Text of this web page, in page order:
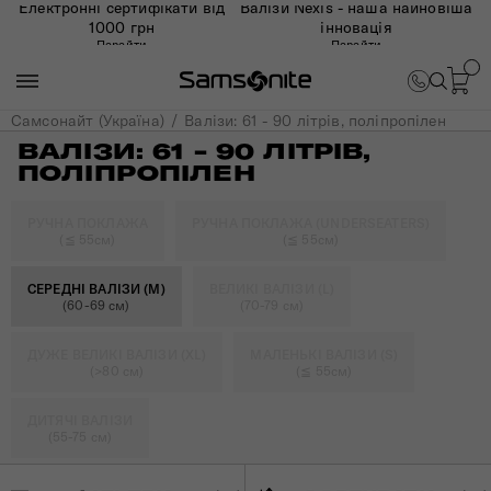
Електронні сертифікати від
1000 грн
Перейти
Валізи Nexis - наша найновіша
інновація
Перейти
Самсонайт (Україна) Валізи: 61 - 90 літрів, поліпропілен
ВАЛІЗИ: 61 - 90 ЛІТРІВ,
ПОЛІПРОПІЛЕН
СЕРЕДНІ ВАЛІЗИ (M)
(60-69 см)